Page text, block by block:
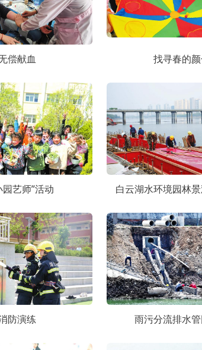
偿献血 找寻春的
园艺师”活动 白云湖水环境园林
防演练 雨污分流排水